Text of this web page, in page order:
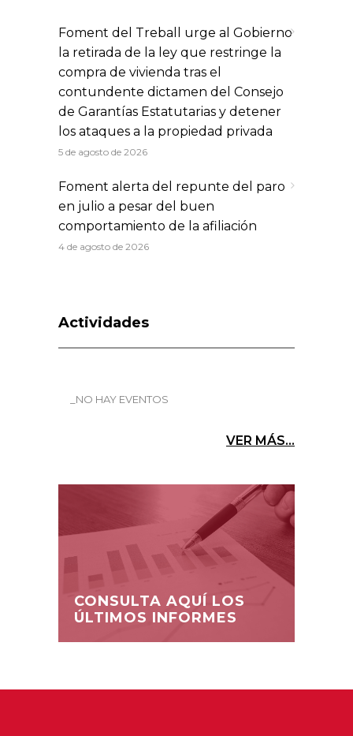
Foment del Treball urge al Gobierno
la retirada de la ley que restringe la
compra de vivienda tras el
contundente dictamen del Consejo
de Garantías Estatutarias y detener
los ataques a la propiedad privada
5 de agosto de 2026
Foment alerta del repunte del paro
en julio a pesar del buen
comportamiento de la afiliación
4 de agosto de 2026
Actividades
_NO HAY EVENTOS
VER MÁS...
CONSULTA AQUÍ LOS
ÚLTIMOS INFORMES